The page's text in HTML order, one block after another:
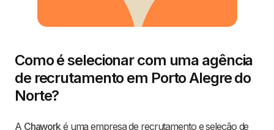
Como é selecionar com uma agência
de recrutamento em Porto Alegre do
Norte?
A Chaworké uma empresa de recrutamento e seleção de